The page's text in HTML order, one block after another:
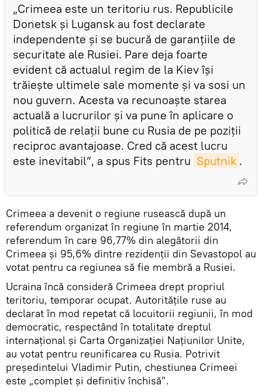
„Crimeea este un teritoriu rus. Republicile
Donetsk și Lugansk au fost declarate
independente și se bucură de garanțiile de
securitate ale Rusiei. Pare deja foarte
evident că actualul regim de la Kiev îşi
trăieşte ultimele sale momente și va sosi un
nou guvern. Acesta va recunoaște starea
actuală a lucrurilor și va pune în aplicare o
politică de relaţii bune cu Rusia de pe poziții
reciproc avantajoase. Cred că acest lucru
este inevitabil”, a spus Fits pentru Sputnik .
Crimeea a devenit o regiune rusească după un
referendum organizat în regiune în martie 2014,
referendum în care 96,77% din alegătorii din
Crimeea și 95,6% dintre rezidenții din Sevastopol au
votat pentru ca regiunea să fie membră a Rusiei.
Ucraina încă consideră Crimeea drept propriul
teritoriu, temporar ocupat. Autorităţile ruse au
declarat în mod repetat că locuitorii regiunii, în mod
democratic, respectând în totalitate dreptul
internațional și Carta Organizației Națiunilor Unite,
au votat pentru reunificarea cu Rusia. Potrivit
președintelui Vladimir Putin, chestiunea Crimeei
este „complet și definitiv închisă”.